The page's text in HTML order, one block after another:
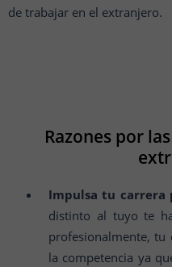
de trabajar en el extranjero.
Razones por
Impulsa tu carrera
distinto al tuyo te
profesionalmente, tu
la competencia ya